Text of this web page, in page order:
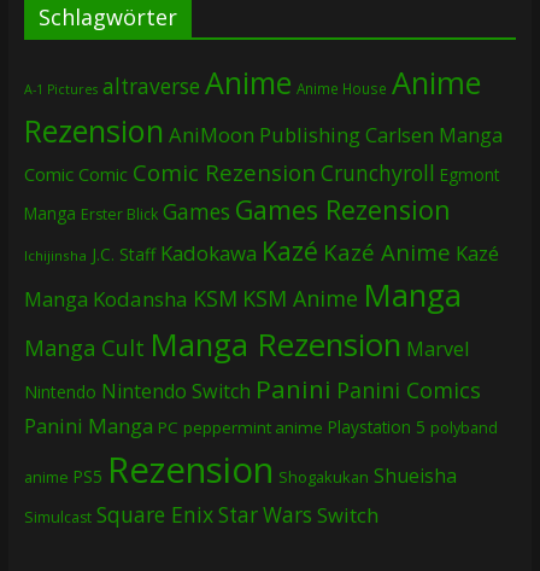
Schlagwörter
A-1 Pictures altraverse Anime Anime House Anime
Rezension AniMoon PublishingCarlsen Manga
Comic Comic Comic Rezension Crunchyroll Egmont
Manga Erster Blick Games Games Rezension
Ichijinsha J.C. Staff Kadokawa Kazé Kazé Anime Kazé
Manga Kodansha KSM KSM Anime Manga
Manga Cult Manga Rezension Marvel
Nintendo Nintendo Switch Panini Panini Comics
Panini Manga PC peppermint anime Playstation 5 polyband
anime PS5 Rezension Shogakukan Shueisha
Simulcast Square EnixStar Wars Switch